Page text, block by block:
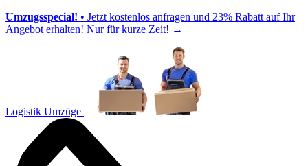
Umzugsspecial! • Jetzt kostenlos anfragen und 23% Rabatt auf Ihr
Angebot erhalten! Nur für kurze Zeit! →
Logistik Umzüge